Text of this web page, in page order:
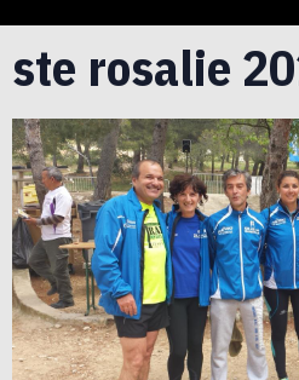
ste rosalie